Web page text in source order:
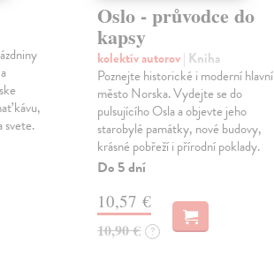
kávu,
svete.
Oslo - průvodce do
kapsy
kolektív autorov| Kniha
Poznejte historické i moderní hlavní
město Norska. Vydejte se do
pulsujícího Osla a objevte jeho
starobylé památky, nové budovy,
krásné pobřeží i přírodní poklady.
Do 5 dní
10,57 €
10,90 € ?